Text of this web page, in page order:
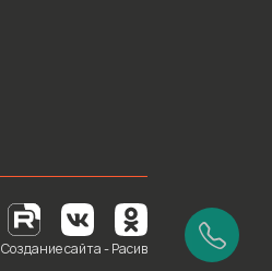
Создание сайта - Расив